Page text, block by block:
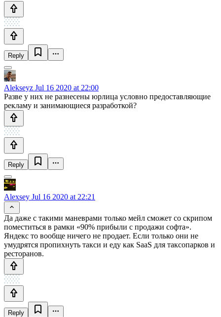
Reply
Alekseyz Jul 16 2020 at 22:00
Разве у них не разнесены юрлица условно предоставляющие
рекламу и занимающиеся разработкой?
Reply
Alexsey Jul 16 2020 at 22:21
Да даже с такими маневрами только мейл сможет со скрипом
поместиться в рамки «90% прибыли с продажи софта».
Яндекс то вообще ничего не продает. Если только они не
умудрятся пропихнуть такси и еду как SaaS для таксопарков и
ресторанов.
Reply